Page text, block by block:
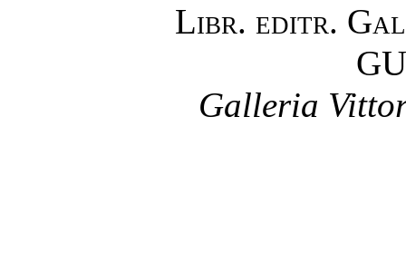
Libr. editr.
Galleria